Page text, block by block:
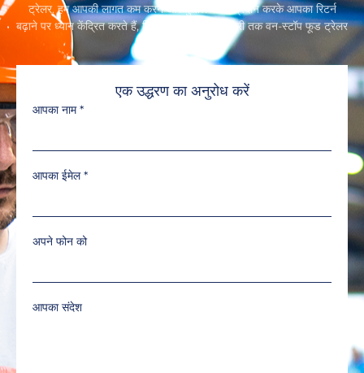
ट्रेलर. हम आपकी लागत कम करने और कुशल सेवाएं प्रदान करके आपका रिटर्न
बढ़ाने पर ध्यान केंद्रित करते हैं, डिजाइन से लेकर डिलीवरी तक वन-स्टॉप फूड ट्रेलर
एक उद्धरण का अनुरोध करें
आपका नाम *
आपका ईमेल *
अपने फोन को
आपका संदेश